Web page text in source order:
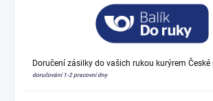
Doručení zásilky do vašich rukou kurýrem České
doručování 1-2 pracovní dny